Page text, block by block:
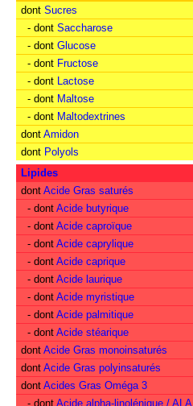
dont Sucres
- dont Saccharose
- dont Glucose
- dont Fructose
- dont Lactose
- dont Maltose
- dont Maltodextrines
dont Amidon
dont Polyols
Lipides
dont Acide Gras saturés
- dont Acide butyrique
- dont Acide caproïque
- dont Acide caprylique
- dont Acide caprique
- dont Acide laurique
- dont Acide myristique
- dont Acide palmitique
- dont Acide stéarique
dont Acide Gras monoinsaturés
dont Acide Gras polyinsaturés
dont Acides Gras Oméga 3
- dont Acide alpha-linolénique / ALA